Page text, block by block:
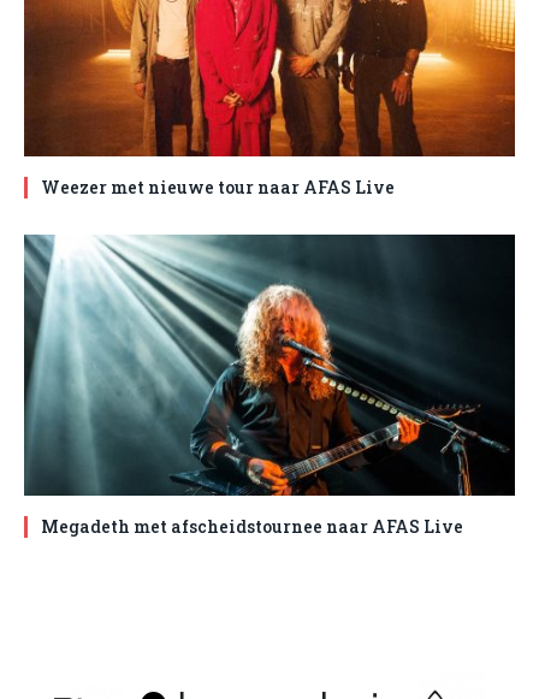
Weezer met nieuwe tour naar AFAS Live
Megadeth met afscheidstournee naar AFAS Live